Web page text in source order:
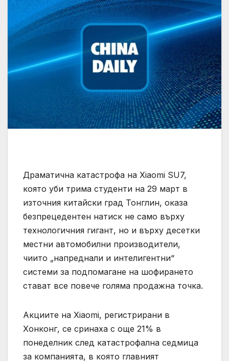
Драматична катастрофа на Xiaomi SU7,
която уби трима студенти на 29 март в
източния китайски град Тонглин, оказа
безпрецедентен натиск не само върху
технологичния гигант, но и върху десетки
местни автомобилни производители,
чиито „напреднали и интелигентни“
системи за подпомагане на шофирането
стават все повече голяма продажна точка.
Акциите на Xiaomi, регистрирани в
Хонконг, се сринаха с още 21% в
понеделник след катастрофална седмица
за компанията, в която главният